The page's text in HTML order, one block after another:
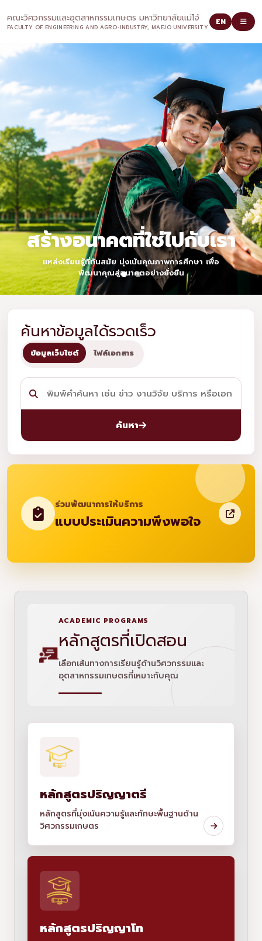
คณะวิศวกรรมและอุตสาหกรรมเกษตร มหาวิทยาลัยแม่โจ้
FACULTY OF ENGINEERING AND AGRO-INDUSTRY, MAEJO UNIVERSITY
EN
สร้างอนาคตที่ใช่ไปกับเรา
แหล่งเรียนรู้ที่ทันสมัย มุ่งเน้นคุณภาพการศึกษา เพื่อ
พัฒนาคุณสู่อนาคตอย่างยั่งยืน
ค้นหาข้อมูลได้รวดเร็ว
ข้อมูลเว็บไซต์ ไฟล์เอกสาร
ค้นหา
ร่วมพัฒนาการให้บริการ
แบบประเมินความพึงพอใจ
ACADEMIC PROGRAMS
หลักสูตรที่เปิดสอน
เลือกเส้นทางการเรียนรู้ด้านวิศวกรรมและ
อุตสาหกรรมเกษตรที่เหมาะกับคุณ
หลักสูตรปริญญาตรี
หลักสูตรที่มุ่งเน้นความรู้และทักษะพื้นฐานด้าน
วิศวกรรมเกษตร
หลักสูตรปริญญาโท